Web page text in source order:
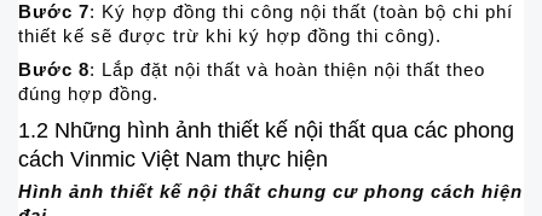
Bước 7: Ký hợp đồng thi công nội thất (toàn bộ chi phí
thiết kế sẽ được trừ khi ký hợp đồng thi công).
Bước 8: Lắp đặt nội thất và hoàn thiện nội thất theo
đúng hợp đồng.
1.2 Những hình ảnh thiết kế nội thất qua các phong
cách Vinmic Việt Nam thực hiện
Hình ảnh thiết kế nội thất chung cư phong cách hiện